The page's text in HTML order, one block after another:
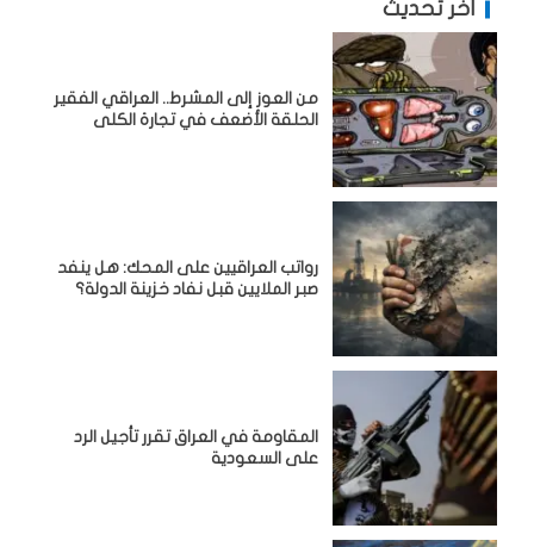
آخر تحديث
من العوز إلى المشرط.. العراقي الفقير
الحلقة الأضعف في تجارة الكلى
رواتب العراقيين على المحك: هل ينفد
صبر الملايين قبل نفاد خزينة الدولة؟
المقاومة في العراق تقرر تأجيل الرد
على السعودية